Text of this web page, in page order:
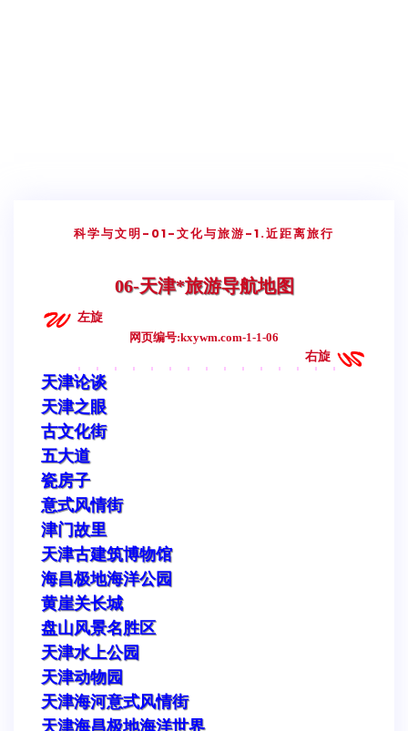
科学与文明-01-文化与旅游-1.近距离旅行
06-天津*旅游导航地图
左旋
网页编号:kxywm.com-1-1-06
右旋
天津论谈
天津之眼
古文化街
五大道
瓷房子
意式风情街
津门故里
天津古建筑博物馆
海昌极地海洋公园
黄崖关长城
盘山风景名胜区
天津水上公园
天津动物园
天津海河意式风情街
天津海昌极地海洋世界